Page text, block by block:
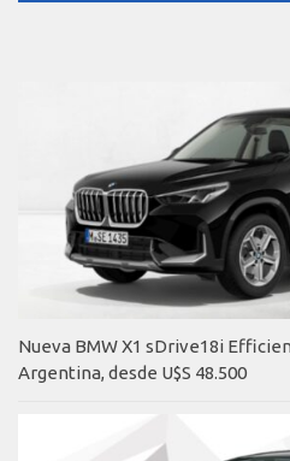
Nueva BMW X1 sDrive18i
Argentina, desde U$S 48.500